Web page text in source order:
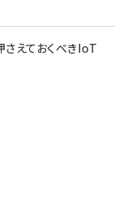
えておくべきIoT